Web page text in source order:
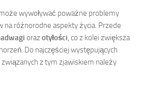
wywoływać poważne problemy
na różnorodne aspekty życia. Przede
orazotyłości , co z kolei zwiększa
Do najczęściej występujących
z tym zjawiskiem należy